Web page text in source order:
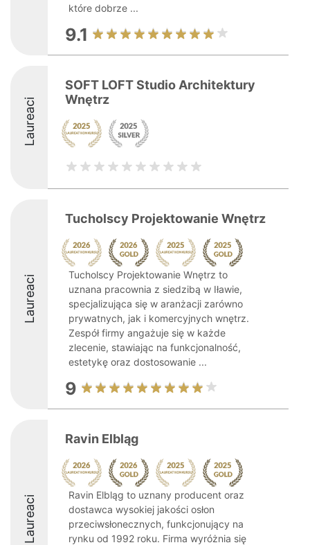
które dobrze ...
9.1
Laureaci
SOFT LOFT Studio Architektury
Wnętrz
Laureaci
Tucholscy Projektowanie Wnętrz
Tucholscy Projektowanie Wnętrz to
uznana pracownia z siedzibą w Iławie,
specjalizująca się w aranżacji zarówno
prywatnych, jak i komercyjnych wnętrz.
Zespół firmy angażuje się w każde
zlecenie, stawiając na funkcjonalność,
estetykę oraz dostosowanie ...
9
Laureaci
Ravin Elbląg
Ravin Elbląg to uznany producent oraz
dostawca wysokiej jakości osłon
przeciwsłonecznych, funkcjonujący na
rynku od 1992 roku. Firma wyróżnia się